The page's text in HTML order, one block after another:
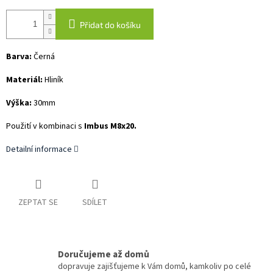
Přidat do košíku
Barva: Černá
Materiál: Hliník
Výška: 30mm
Použití v kombinaci s Imbus M8x20.
Detailní informace
ZEPTAT SE SDÍLET
Doručujeme až domů
dopravuje zajišťujeme k Vám domů, kamkoliv po celé